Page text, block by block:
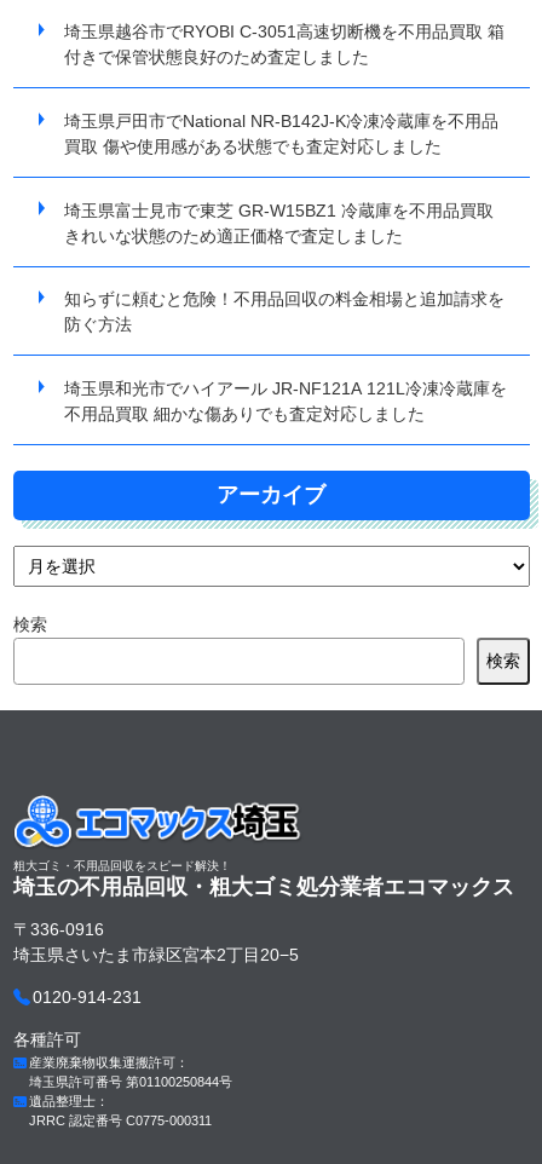
埼玉県越谷市でRYOBI C-3051高速切断機を不用品買取 箱
付きで保管状態良好のため査定しました
埼玉県戸田市でNational NR-B142J-K冷凍冷蔵庫を不用品
買取 傷や使用感がある状態でも査定対応しました
埼玉県富士見市で東芝 GR-W15BZ1 冷蔵庫を不用品買取
きれいな状態のため適正価格で査定しました
知らずに頼むと危険！不用品回収の料金相場と追加請求を
防ぐ方法
埼玉県和光市でハイアール JR-NF121A 121L冷凍冷蔵庫を
不用品買取 細かな傷ありでも査定対応しました
アーカイブ
検索
検索
粗大ゴミ・不用品回収をスピード解決！
埼玉の不用品回収・粗大ゴミ処分業者エコマックス
〒336-0916
埼玉県さいたま市緑区宮本2丁目20−5
0120-914-231
各種許可
産業廃棄物収集運搬許可：
埼玉県許可番号 第01100250844号
遺品整理士：
JRRC 認定番号 C0775-000311